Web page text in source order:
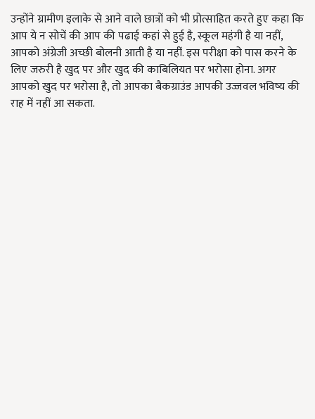
उन्होंने ग्रामीण इलाके से आने वाले छात्रों को भी प्रोत्साहित करते हुए कहा कि
आप ये न सोचें की आप की पढाई कहां से हुई है, स्कूल महंगी है या नहीं,
आपको अंग्रेजी अच्छी बोलनी आती है या नहीं. इस परीक्षा को पास करने के
लिए जरुरी है खुद पर और खुद की काबिलियत पर भरोसा होना. अगर
आपको खुद पर भरोसा है, तो आपका बैकग्राउंड आपकी उज्जवल भविष्य की
राह में नहीं आ सकता.